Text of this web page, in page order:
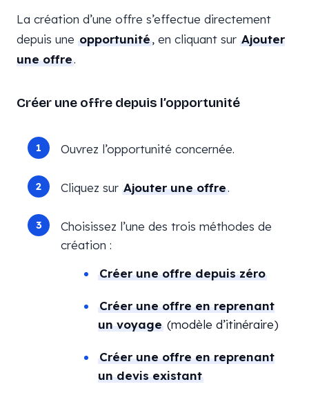
La création d’une offre s’effectue directement
depuis une opportunité, en cliquant sur Ajouter
une offre.
Créer une offre depuis l’opportunité
Ouvrez l’opportunité concernée.
Cliquez sur Ajouter une offre.
Choisissez l’une des trois méthodes de
création :
Créer une offre depuis zéro
Créer une offre en reprenant
un voyage (modèle d’itinéraire)
Créer une offre en reprenant
un devis existant